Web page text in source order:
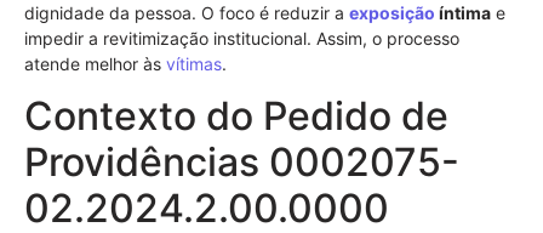
dignidade da pessoa. O foco é reduzir a exposição íntima e
impedir a revitimização institucional. Assim, o processo
atende melhor às vítimas.
Contexto do Pedido de
Providências 0002075-
02.2024.2.00.0000